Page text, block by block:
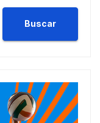
Buscar